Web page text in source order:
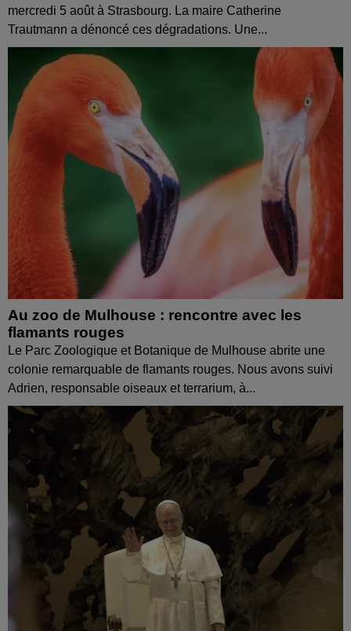
mercredi 5 août à Strasbourg. La maire Catherine
Trautmann a dénoncé ces dégradations. Une...
Au zoo de Mulhouse : rencontre avec les
flamants rouges
Le Parc Zoologique et Botanique de Mulhouse abrite une
colonie remarquable de flamants rouges. Nous avons suivi
Adrien, responsable oiseaux et terrarium, à...